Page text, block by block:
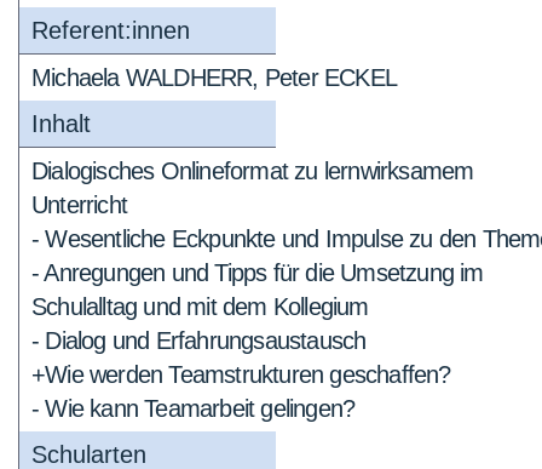
Referent:innen
Michaela WALDHERR, Peter ECKEL
Inhalt
Dialogisches Onlineformat zu lernwirksamem
Unterricht
- Wesentliche Eckpunkte und Impulse zu den
- Anregungen und Tipps für die Umsetzung im
Schulalltag und mit dem Kollegium
- Dialog und Erfahrungsaustausch
+Wie werden Teamstrukturen geschaffen?
- Wie kann Teamarbeit gelingen?
Schularten